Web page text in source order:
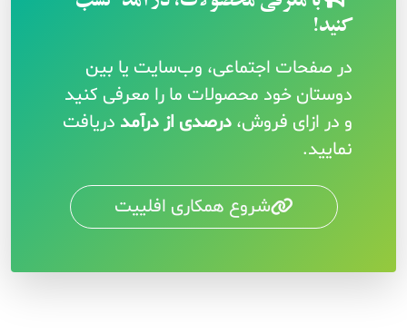
کنید!
در صفحات اجتماعی، وب‌سایت یا بین
دوستان خود محصولات ما را معرفی کنید
و در ازای فروش، درصدی از درآمد دریافت
نمایید.
شروع همکاری افلییت